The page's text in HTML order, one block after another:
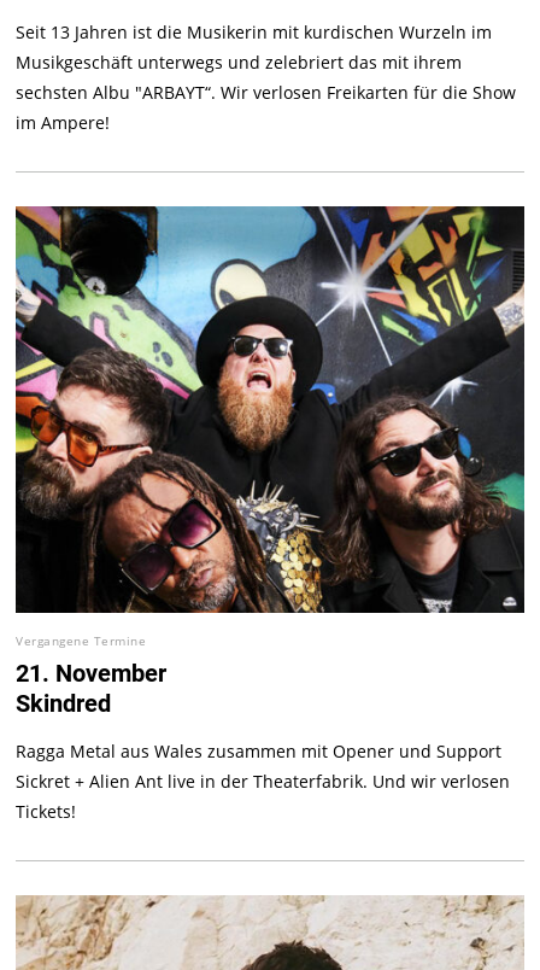
Seit 13 Jahren ist die Musikerin mit kurdischen Wurzeln im
Musikgeschäft unterwegs und zelebriert das mit ihrem
sechsten Albu "ARBAYT“. Wir verlosen Freikarten für die Show
im Ampere!
Vergangene Termine
21. November
Skindred
Ragga Metal aus Wales zusammen mit Opener und Support
Sickret + Alien Ant live in der Theaterfabrik. Und wir verlosen
Tickets!